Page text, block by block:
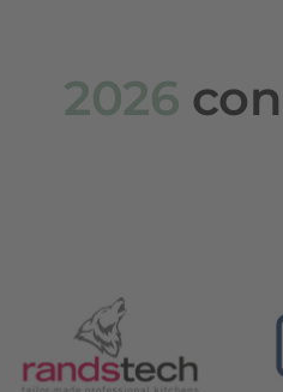
2026